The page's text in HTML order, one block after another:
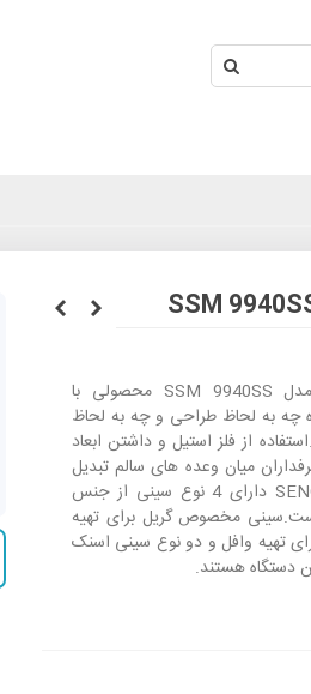
ساندویچ ساز یا ساندویچ میکر سنکور مدل SSM 9940SS محصولی با
چه به لحاظ طراحی و چه به لحاظ
از فلز استیل و داشتن ابعاد
میان وعده های سالم تبدیل
کرده است.این ساندویچ ساز شرکت SENCOR دارای 4 نوع سینی از جنس
مخصوص گریل برای تهیه
تهیه وافل و دو نوع سینی اسنک
دستگاه هستند.